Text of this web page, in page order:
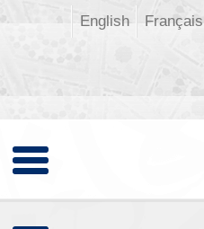
Français
English